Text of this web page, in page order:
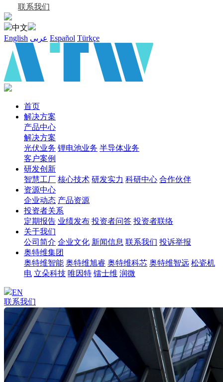
联系我们
中文
English عربى Español Türkçe
首页
解决方案
产品中心
解决方案
光伏业务 锂电池业务 半导体业务
客户案例
研发创新
智慧工厂 核心技术 研发实力 科研中心 合作伙伴
资源中心
企业动态 产品资源
投资者关系
定期报告 业绩发布 投资者问答 投资者联络
关于我们
公司简介 企业文化 新闻信息 联系我们 投诉举报
奥特维集团
奥特维智能 奥特维旭睿 奥特维科芯 奥特维智远 松瓷机
电 立朵科技 唯因特 镭士维 润微
EN
联系我们